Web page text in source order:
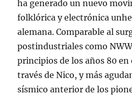
ha generado un nuevo
folklórica y electrónica
alemana. Comparable al
postindustriales como
principios de los años 80 en
través de Nico, y más
sísmico anterior de los